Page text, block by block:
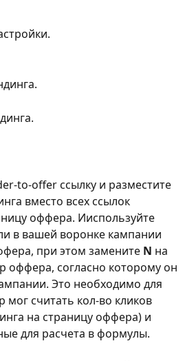
to-offer ссылку и разместите
вместо всех ссылок
оффера. Ииспользуйте
в вашей воронке кампании
при этом замените N на
оффера, согласно которому он
Это необходимо для
мог считать кол-во кликов
на страницу оффера) и
для расчета в формулы.